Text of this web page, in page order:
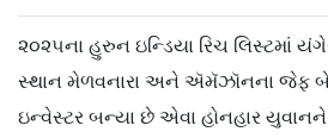
૨૦૨૫ના હુરુન ઇન્ડિયા રિચ લિસ્ટમાં
સ્થાન મેળવનારા અને ઍમૅઝૉનના જેફ
ઇન્વેસ્ટર બન્યા છે એવા હોનહાર